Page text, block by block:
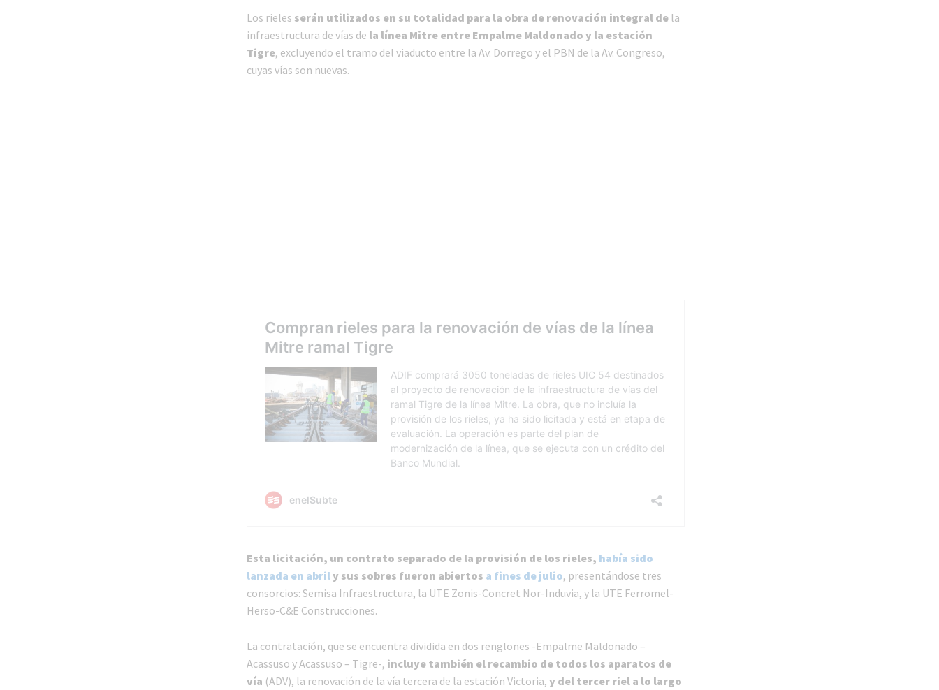
Los rieles serán utilizados en su totalidad para la obra de renovación integral dela
infraestructura de vías de la línea Mitre entre Empalme Maldonado y la estación
Tigre, excluyendo el tramo del viaducto entre la Av. Dorrego y el PBN de la Av. Congreso,
cuyas vías son nuevas.
Esta licitación, un contrato separado de la provisión de los rieles, había sido
lanzada en abrily sus sobres fueron abiertos a fines de julio, presentándose tres
consorcios: Semisa Infraestructura, la UTE Zonis-Concret Nor-Induvia, y la UTE Ferromel-
Herso-C&E Construcciones.
La contratación, que se encuentra dividida en dos renglones -Empalme Maldonado –
Acassuso y Acassuso – Tigre-, incluye también el recambio de todos los aparatos de
vía (ADV), la renovación de la vía tercera de la estación Victoria, y del tercer riel a lo largo